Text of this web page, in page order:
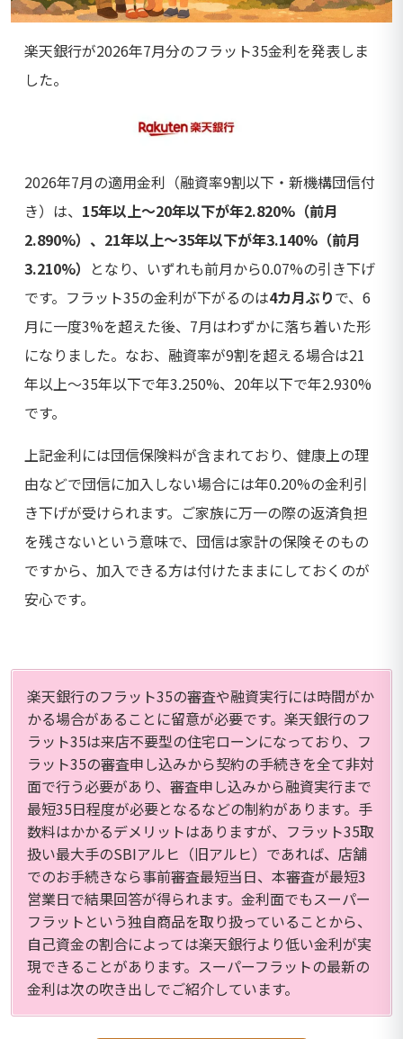
楽天銀行が2026年7月分のフラット35金利を発表しま
した。
2026年7月の適用金利（融資率9割以下・新機構団信付
き）は、 15年以上～20年以下が年2.820%（前月
2.890%）、21年以上～35年以下が年3.140%（前月
3.210%） となり、いずれも前月から0.07%の引き下げ
です。フラット35の金利が下がるのは4カ月ぶりで、6
月に一度3%を超えた後、7月はわずかに落ち着いた形
になりました。なお、融資率が9割を超える場合は21
年以上～35年以下で年3.250%、20年以下で年2.930%
です。
上記金利には団信保険料が含まれており、健康上の理
由などで団信に加入しない場合には年0.20%の金利引
き下げが受けられます。ご家族に万一の際の返済負担
を残さないという意味で、団信は家計の保険そのもの
ですから、加入できる方は付けたままにしておくのが
安心です。
楽天銀行のフラット35の審査や融資実行には時間がか
かる場合があることに留意が必要です。楽天銀行のフ
ラット35は来店不要型の住宅ローンになっており、フ
ラット35の審査申し込みから契約の手続きを全て非対
面で行う必要があり、審査申し込みから融資実行まで
最短35日程度が必要となるなどの制約があります。手
数料はかかるデメリットはありますが、フラット35取
扱い最大手のSBIアルヒ（旧アルヒ）であれば、店舗
でのお手続きなら事前審査最短当日、本審査が最短3
営業日で結果回答が得られます。金利面でもスーパー
フラットという独自商品を取り扱っていることから、
自己資金の割合によっては楽天銀行より低い金利が実
現できることがあります。スーパーフラットの最新の
金利は次の吹き出しでご紹介しています。